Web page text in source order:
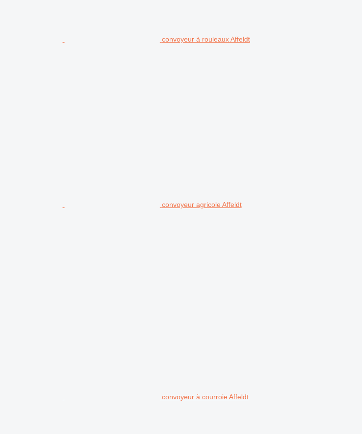
convoyeur à rouleaux Affeldt
convoyeur agricole Affeldt
convoyeur à courroie Affeldt